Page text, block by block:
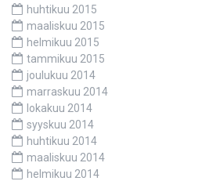
huhtikuu 2015
maaliskuu 2015
helmikuu 2015
tammikuu 2015
joulukuu 2014
marraskuu 2014
lokakuu 2014
syyskuu 2014
huhtikuu 2014
maaliskuu 2014
helmikuu 2014